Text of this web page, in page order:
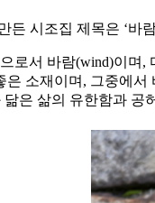
든 시조집 제목은 ‘바
로서 바람(wind)이며
은 소재이며, 그중에
은 삶의 유한함과